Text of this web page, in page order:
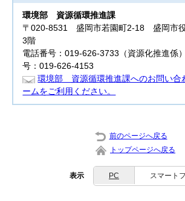
環境部 資源循環推進課
〒020-8531 盛岡市若園町2-18 盛岡市
3階
電話番号：019-626-3733（資源化推進係
号：019-626-4153
環境部 資源循環推進課へのお問い合
ームをご利用ください。
前のページへ戻る
トップページへ戻る
表示 PC スマート